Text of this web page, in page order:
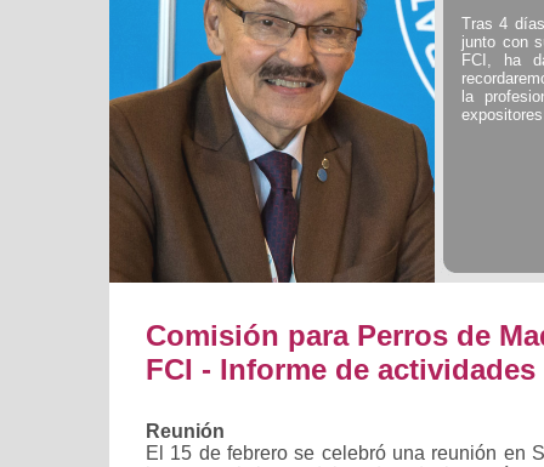
Tras 4
junto con
FCI, ha
la
Comisión para Perros de
FCI - Informe de actividades
Reunión
El 15 de febrero se celebró una reunión en